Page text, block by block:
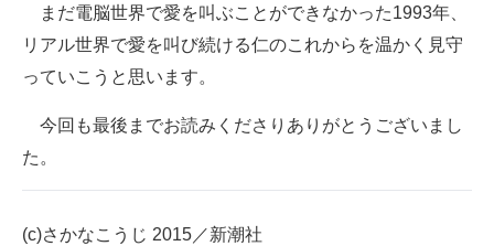
まだ電脳世界で愛を叫ぶことができなかった1993年、
リアル世界で愛を叫び続ける仁のこれからを温かく見守
っていこうと思います。
今回も最後までお読みくださりありがとうございまし
た。
(c)さかなこうじ 2015／新潮社